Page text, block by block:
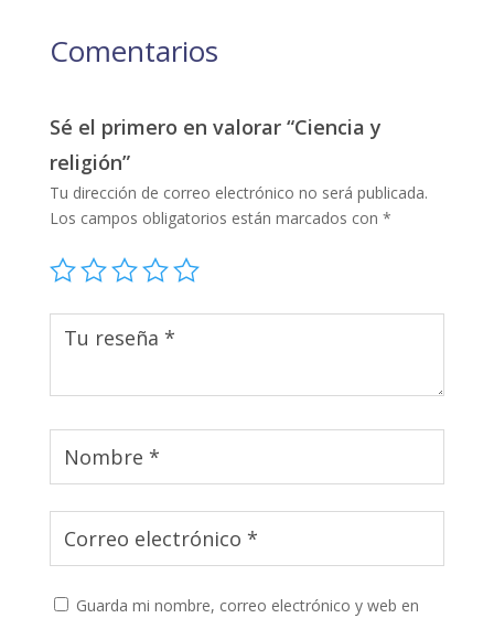
Comentarios
Sé el primero en valorar “Ciencia y
religión”
Tu dirección de correo electrónico no será publicada.
Los campos obligatorios están marcados con *
Guarda mi nombre, correo electrónico y web en